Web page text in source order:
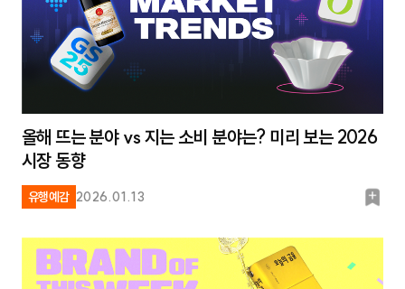
올해 뜨는 분야 vs 지는 소비 분야는? 미리 보는 2026
시장 동향
유행예감 2026.01.13
북